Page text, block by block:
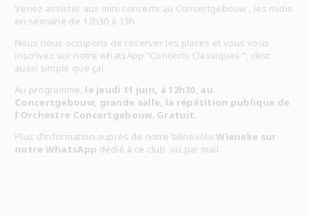
Venez assister aux mini concerts au Concertgebouw , les midis
en semaine de 12h30 à 13h.
Nous nous occupons de réserver les places et vous vous
inscrivez sur notre whatsApp “Concerts Classiques “, c’est
aussi simple que ça!
Au programme, le jeudi 11 juin, à 12h30, au
Concertgebouw, grande salle, la répétition publique de
l’Orchestre Concertgebouw. Gratuit.
Plus d’information auprès de notre bénévoleWieneke sur
notre WhatsApp dédié à ce club ou par mail.